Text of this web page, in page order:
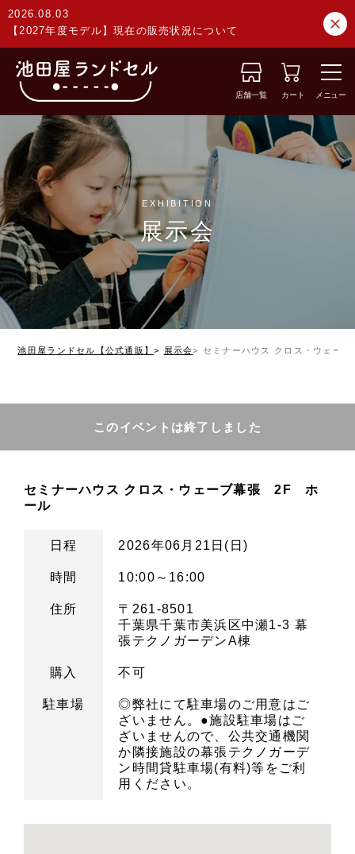
2026.08.03
【2027年度モデル】現在の販売状況について
店舗一覧 カート メニュー
EXHIBITION
展示会
池田屋ランドセル【公式通販】 展示会 セミナーハウス クロス・ウェ
このイベントは終了しました
セミナーハウス クロス・ウェーブ幕張 2F ホ
ール
日程 2026年06月21日(日)
時間 10:00～16:00
住所
〒261-8501
千葉県千葉市美浜区中瀬1-3 幕
張テクノガーデンA棟
購入 不可
駐車場
◎弊社にて駐車場のご用意はご
ざいません。●施設駐車場はご
ざいませんので、公共交通機関
か隣接施設の幕張テクノガーデ
ン時間貸駐車場(有料)等をご利
用ください。